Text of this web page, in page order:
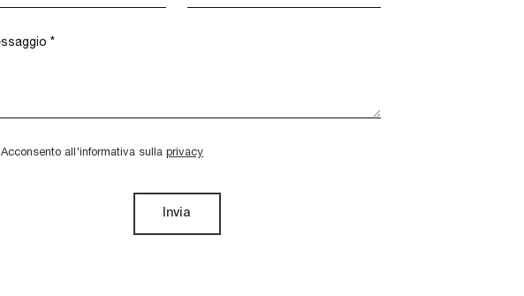
Acconsento all'informativa sulla privacy
Invia